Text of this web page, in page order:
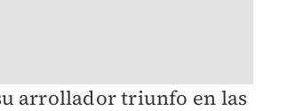
arrollador triunfo en las